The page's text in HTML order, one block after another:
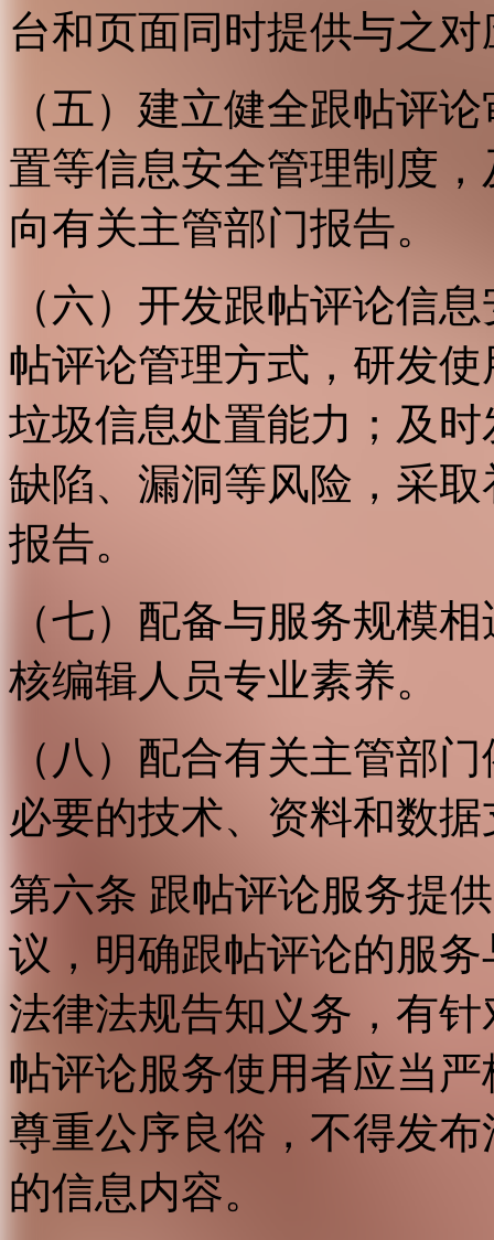
台和页面同时提供与之
（五）建立健全跟帖评
置等信息安全管理制度
向有关主管部门报告。
（六）开发跟帖评论信
帖评论管理方式，研发
垃圾信息处置能力；及
缺陷、漏洞等风险，采
报告。
（七）配备与服务规模
核编辑人员专业素养。
（八）配合有关主管部
必要的技术、资料和数
第六条 跟帖评论服务提
议，明确跟帖评论的服
法律法规告知义务，有
帖评论服务使用者应当
尊重公序良俗，不得发
的信息内容。